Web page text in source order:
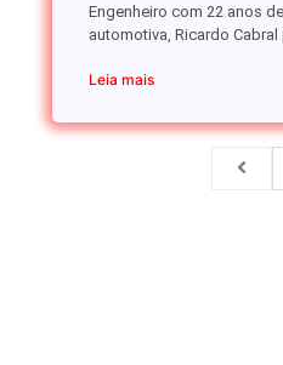
Engenheiro com 22 anos
automotiva, Ricardo Cabral
Leia mais